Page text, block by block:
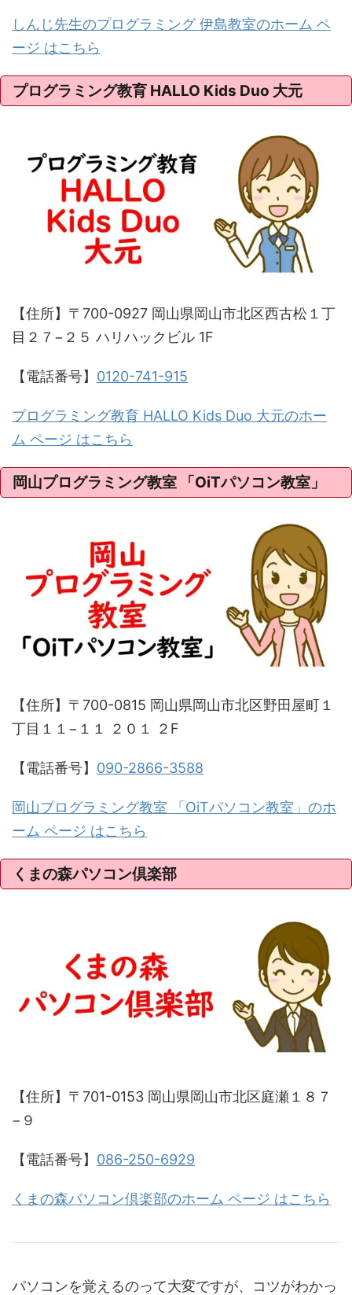
しんじ先生のプログラミング 伊島教室のホーム ペ
ージ はこちら
プログラミング教育 HALLO Kids Duo 大元
【住所】〒700-0927 岡山県岡山市北区西古松１丁
目２７−２５ ハリハックビル 1F
【電話番号】 0120-741-915
プログラミング教育 HALLO Kids Duo 大元のホー
ム ページ はこちら
岡山プログラミング教室 「OiTパソコン教室」
【住所】〒700-0815 岡山県岡山市北区野田屋町１
丁目１１−１１ ２０１ ２F
【電話番号】 090-2866-3588
岡山プログラミング教室 「OiTパソコン教室」のホ
ーム ページ はこちら
くまの森パソコン倶楽部
【住所】〒701-0153 岡山県岡山市北区庭瀬１８７
−９
【電話番号】 086-250-6929
くまの森パソコン倶楽部のホーム ページ はこちら
パソコンを覚えるのって大変ですが、コツがわかっ